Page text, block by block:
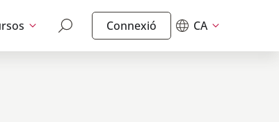
Connexió CA